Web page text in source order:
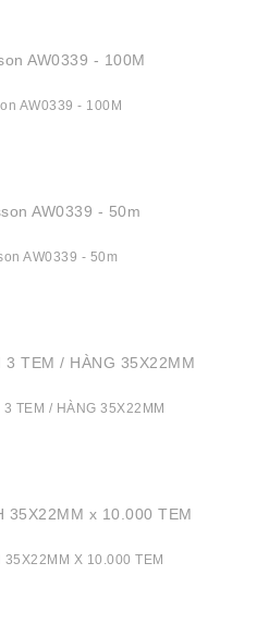
AW0339 - 100M
AW0339 - 50m
TEM / HÀNG 35X22MM
35X22MM X 10.000 TEM